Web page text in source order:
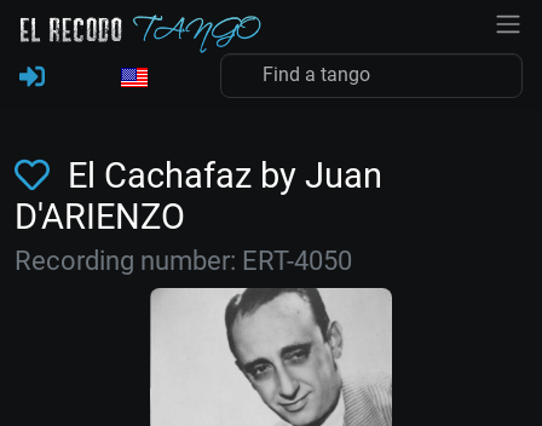
El Cachafaz by Juan
D'ARIENZO
Recording number: ERT-4050